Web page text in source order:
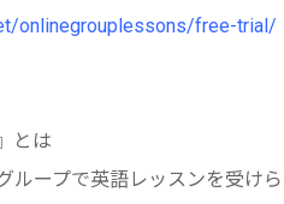
onlinegrouplessons/free-trial/
とは
ループで英語レッスンを受けら